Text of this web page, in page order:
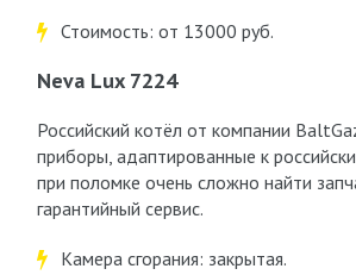
Стоимость: от 13000 руб.
Neva Lux 7224
Российский котёл от компании
приборы, адаптированные к
при поломке очень сложно найти
гарантийный сервис.
Камера сгорания: закрытая.